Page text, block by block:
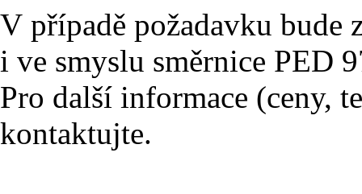
V případě požadavku bude
i ve smyslu směrnice PED
Pro další informace (ceny,
kontaktujte.